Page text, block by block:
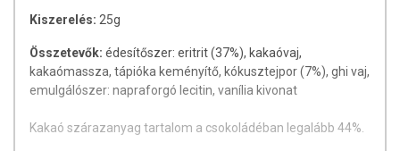
Kiszerelés: 25g
Összetevők: édesítőszer: eritrit (37%), kakaóvaj,
kakaómassza, tápióka keményítő, kókusztejpor (7%), ghi vaj,
emulgálószer: napraforgó lecitin, vanília kivonat
Kakaó szárazanyag tartalom a csokoládéban legalább 44%.